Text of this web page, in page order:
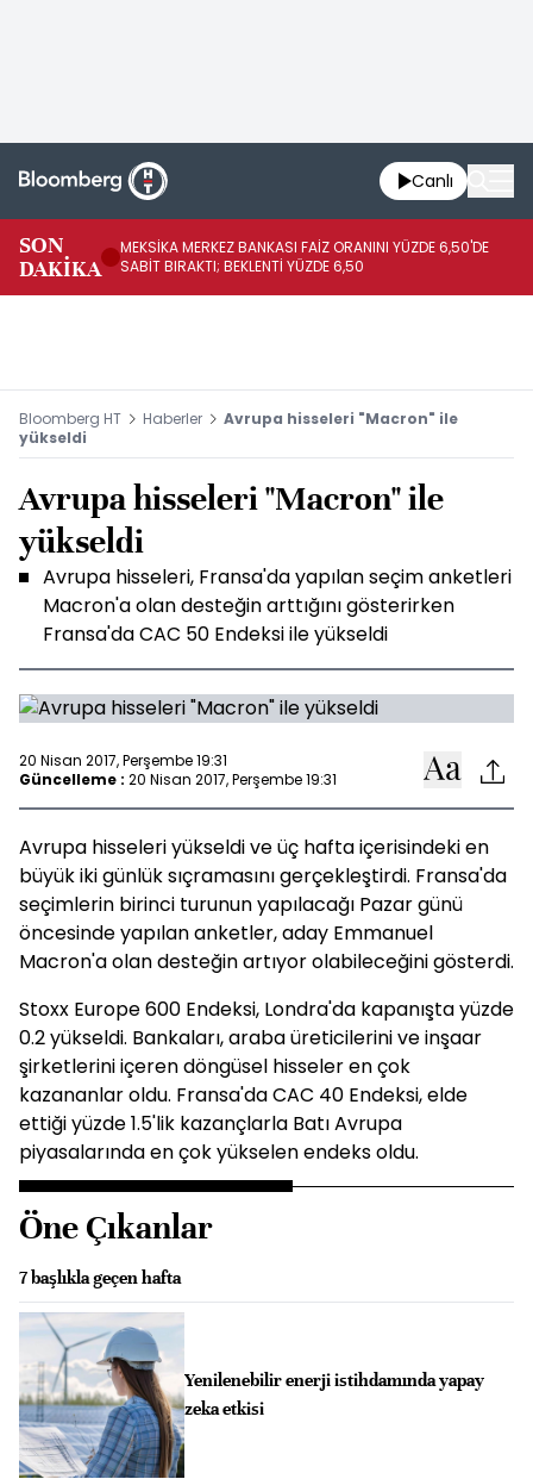
Canlı
SON
DAKİKA
MEKSİKA MERKEZ BANKASI FAİZ ORANINI YÜZDE 6,50'DE
SABİT BIRAKTI; BEKLENTİ YÜZDE 6,50
Bloomberg HT Haberler
Avrupa hisseleri "Macron" ile
yükseldi
Avrupa hisseleri "Macron" ile
yükseldi
Avrupa hisseleri, Fransa'da yapılan seçim anketleri
Macron'a olan desteğin arttığını gösterirken
Fransa'da CAC 50 Endeksi ile yükseldi
20 Nisan 2017, Perşembe 19:31
Güncelleme : 20 Nisan 2017, Perşembe 19:31
Avrupa hisseleri yükseldi ve üç hafta içerisindeki en
büyük iki günlük sıçramasını gerçekleştirdi. Fransa'da
seçimlerin birinci turunun yapılacağı Pazar günü
öncesinde yapılan anketler, aday Emmanuel
Macron'a olan desteğin artıyor olabileceğini gösterdi.
Stoxx Europe 600 Endeksi, Londra'da kapanışta yüzde
0.2 yükseldi. Bankaları, araba üreticilerini ve inşaar
şirketlerini içeren döngüsel hisseler en çok
kazananlar oldu. Fransa'da CAC 40 Endeksi, elde
ettiği yüzde 1.5'lik kazançlarla Batı Avrupa
piyasalarında en çok yükselen endeks oldu.
Öne Çıkanlar
7 başlıkla geçen hafta
Yenilenebilir enerji istihdamında yapay
zeka etkisi